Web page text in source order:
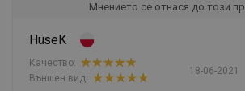
Мнението се отнася до този
HüseK
18-06-2021
Качество:
Външен вид: